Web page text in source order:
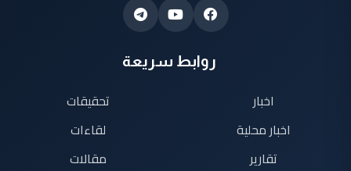
روابط سريعة
اخبار
اخبار محلية
تقارير
تحقيقات
لقاءات
مقالات